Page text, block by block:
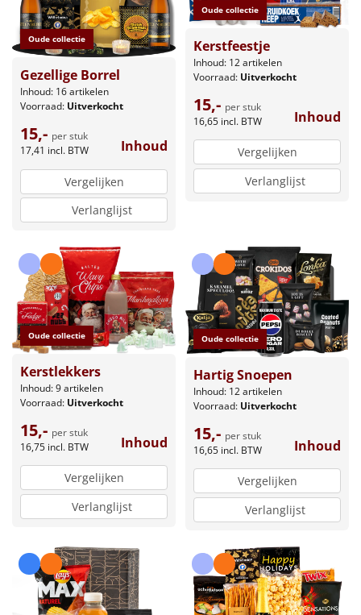
Oude collectie
Gezellige Borrel
Inhoud: 16 artikelen
Voorraad: Uitverkocht
15,- per stuk
17,41 incl. BTW Inhoud
Vergelijken
Verlanglijst
Oude collectie
Kerstfeestje
Inhoud: 12 artikelen
Voorraad: Uitverkocht
15,- per stuk
16,65 incl. BTW Inhoud
Vergelijken
Verlanglijst
Oude collectie
Kerstlekkers
Inhoud: 9 artikelen
Voorraad: Uitverkocht
15,- per stuk
16,75 incl. BTW Inhoud
Vergelijken
Verlanglijst
Oude collectie
Hartig Snoepen
Inhoud: 12 artikelen
Voorraad: Uitverkocht
15,- per stuk
16,65 incl. BTW Inhoud
Vergelijken
Verlanglijst